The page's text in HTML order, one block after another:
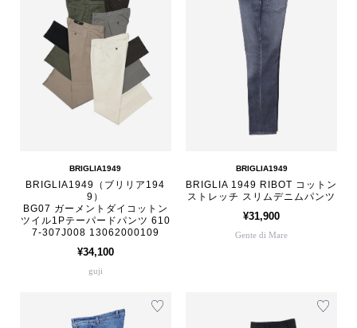
BRIGLIA1949
BRIGLIA1949（ブリリア194
9）
BG07 ガーメントダイコットン
ツイル1Pテーパードパンツ 610
7-307J008 13062000109
¥34,100
guji
BRIGLIA1949
BRIGLIA 1949 RIBOT コットン
ストレッチ スリムデニムパンツ
¥31,900
Gente di Mare